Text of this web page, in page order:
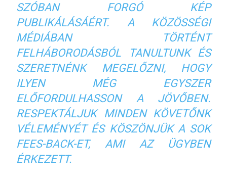
SZÓBAN FORGÓ KÉP
PUBLIKÁLÁSÁÉRT. A KÖZÖSSÉGI
MÉDIÁBAN TÖRTÉNT
FELHÁBORODÁSBÓL TANULTUNK ÉS
SZERETNÉNK MEGELŐZNI, HOGY
ILYEN MÉG EGYSZER
ELŐFORDULHASSON A JÖVŐBEN.
RESPEKTÁLJUK MINDEN KÖVETŐNK
VÉLEMÉNYÉT ÉS KÖSZÖNJÜK A SOK
FEES-BACK-ET, AMI AZ ÜGYBEN
ÉRKEZETT.